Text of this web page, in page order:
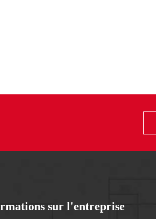
sur l'entreprise